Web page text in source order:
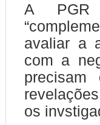
A PGR
avaliar a
com a
os